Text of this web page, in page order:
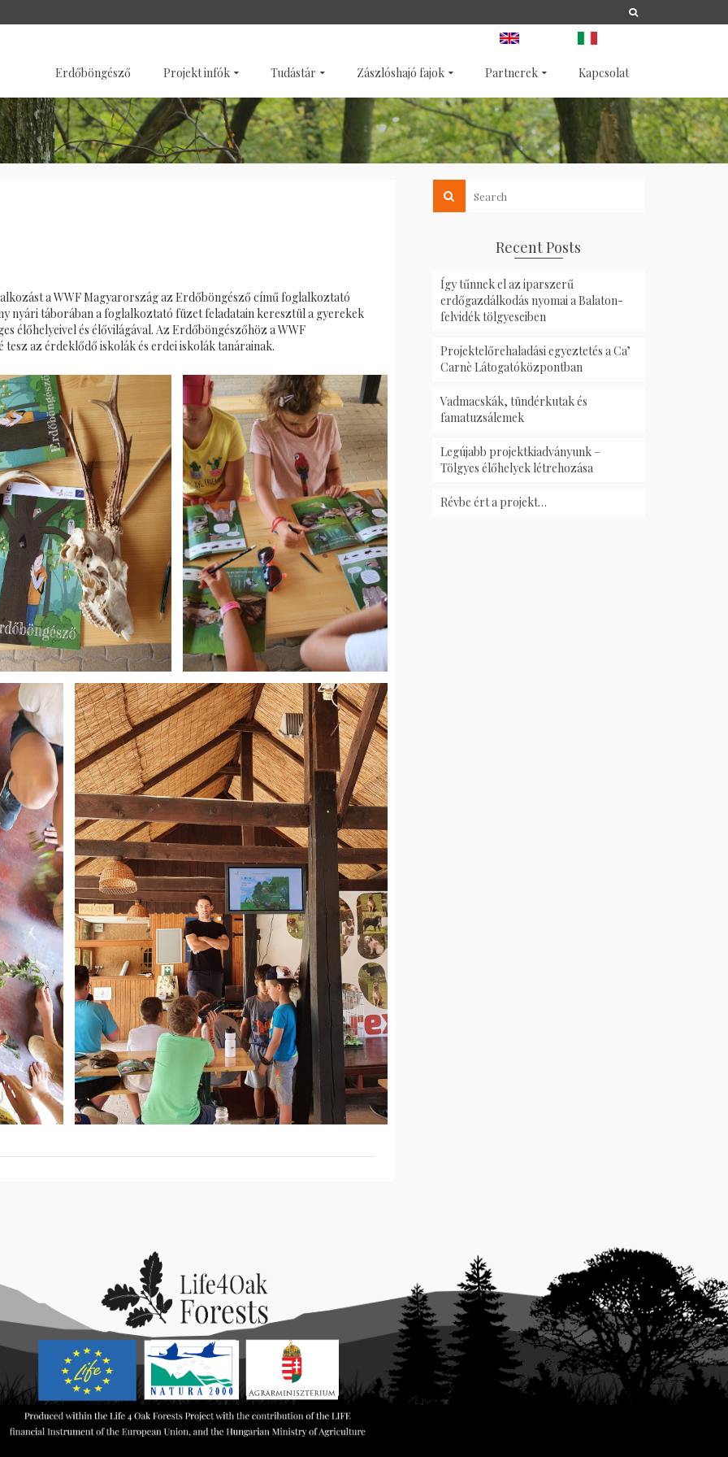
Erdőböngésző Projekt infók Tudástár Zászlóshajó fajok Partnerek Kapcsolat
a WWF Magyarország az Erdőböngésző című foglalkoztató
nyári táborában a foglalkoztató füzet feladatain keresztül a gyerekek
élőhelyeivel és élővilágával. Az Erdőböngészőhöz a WWF
az érdeklődő iskolák és erdei iskolák tanárainak.
Recent Posts
Így tűnnek el az iparszerű
erdőgazdálkodás nyomai a Balaton-
felvidék tölgyeseiben
Projektelőrehaladási egyeztetés a Ca’
Carnè Látogatóközpontban
Vadmacskák, tündérkutak és
famatuzsálemek
Legújabb projektkiadványunk –
Tölgyes élőhelyek létrehozása
Révbe ért a projekt…